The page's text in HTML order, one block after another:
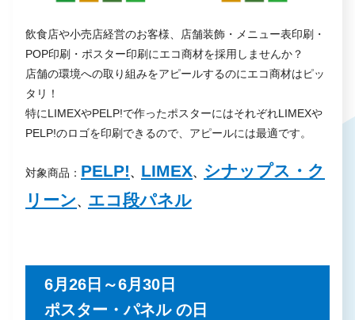
飲食店や小売店経営のお客様、店舗装飾・メニュー表印刷・
POP印刷・ポスター印刷にエコ商材を採用しませんか？
店舗の環境への取り組みをアピールするのにエコ商材はピッ
タリ！
特にLIMEXやPELP!で作ったポスターにはそれぞれLIMEXや
PELP!のロゴを印刷できるので、アピールには最適です。
対象商品： PELP!、 LIMEX、
シナップス・ク
リーン、 エコ段パネル
6月26日～6月30日
ポスター・パネル の日